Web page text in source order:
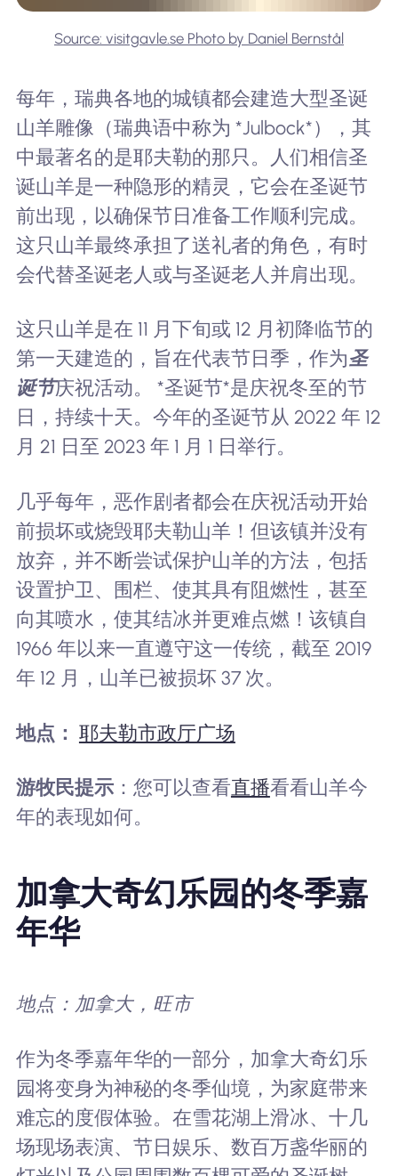
Source: visitgavle.se Photo by Daniel Bernstål
每年，瑞典各地的城镇都会建造大型圣诞
山羊雕像（瑞典语中称为 *Julbock*），其
中最著名的是耶夫勒的那只。人们相信圣
诞山羊是一种隐形的精灵，它会在圣诞节
前出现，以确保节日准备工作顺利完成。
这只山羊最终承担了送礼者的角色，有时
会代替圣诞老人或与圣诞老人并肩出现。
这只山羊是在 11 月下旬或 12 月初降临节的
第一天建造的，旨在代表节日季，作为圣
诞节庆祝活动。 *圣诞节*是庆祝冬至的节
日，持续十天。今年的圣诞节从 2022 年 12
月 21 日至 2023 年 1 月 1 日举行。
几乎每年，恶作剧者都会在庆祝活动开始
前损坏或烧毁耶夫勒山羊！但该镇并没有
放弃，并不断尝试保护山羊的方法，包括
设置护卫、围栏、使其具有阻燃性，甚至
向其喷水，使其结冰并更难点燃！该镇自
1966 年以来一直遵守这一传统，截至 2019
年 12 月，山羊已被损坏 37 次。
地点： 耶夫勒市政厅广场
游牧民提示：您可以查看直播看看山羊今
年的表现如何。
加拿大奇幻乐园的冬季嘉
年华
地点：加拿大，旺市
作为冬季嘉年华的一部分，加拿大奇幻乐
园将变身为神秘的冬季仙境，为家庭带来
难忘的度假体验。在雪花湖上滑冰、十几
场现场表演、节日娱乐、数百万盏华丽的